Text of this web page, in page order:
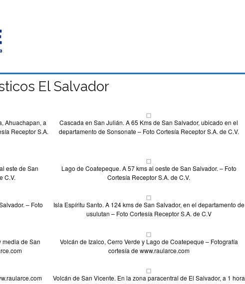
El Salvador
Ahuachapan, a
Receptor S.A.
Cascada en San Julián. A 65 Kms de San Salvador, ubicado en el
departamento de Sonsonate – Foto Cortesía Receptor S.A. de C.V.
este de San
C.V.
Lago de Coatepeque. A 57 kms al oeste de San Salvador. – Foto
Cortesía Receptor S.A. de C.V.
– Foto
Isla Espíritu Santo. A 124 kms de San Salvador, en el departamento de
usulutan – Foto Cortesía Receptor S.A. de C.V
media de San
Volcán de Izalco, Cerro Verde y Lago de Coatepeque – Fotografía
cortesía de www.raularce.com
Volcán de San Vicente. En la zona paracentral de El Salvador, a 1 hora